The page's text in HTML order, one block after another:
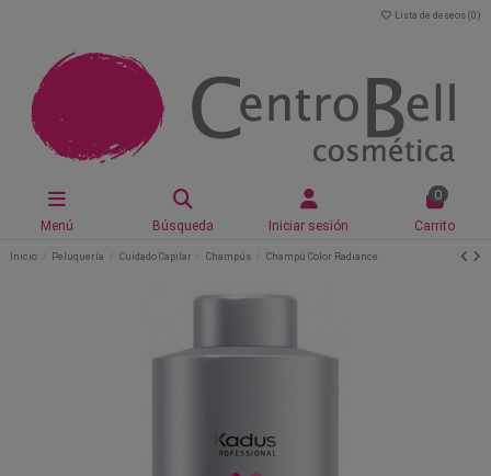
Lista de deseos (0 )
Menú Búsqueda Iniciar sesión
0
Carrito
Inicio Peluquería Cuidado Capilar Champús Champú Color Radiance